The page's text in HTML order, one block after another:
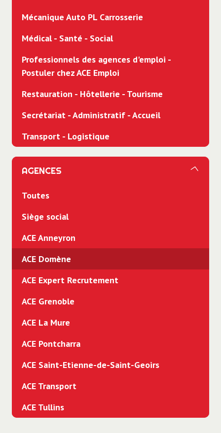
Mécanique Auto PL Carrosserie
Médical - Santé - Social
Professionnels des agences d'emploi -
Postuler chez ACE Emploi
Restauration - Hôtellerie - Tourisme
Secrétariat - Administratif - Accueil
Transport - Logistique
AGENCES
Toutes
Siège social
ACE Anneyron
ACE Domène
ACE Expert Recrutement
ACE Grenoble
ACE La Mure
ACE Pontcharra
ACE Saint-Etienne-de-Saint-Geoirs
ACE Transport
ACE Tullins